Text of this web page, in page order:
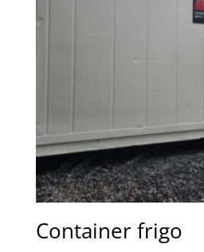
Container frigo